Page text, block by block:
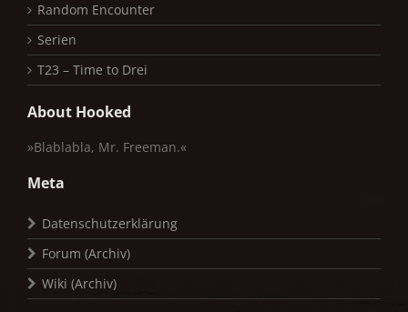
Random Encounter
Serien
T23 – Time to Drei
About Hooked
»Blablabla, Mr. Freeman.«
Meta
Datenschutzerklärung
Forum (Archiv)
Wiki (Archiv)